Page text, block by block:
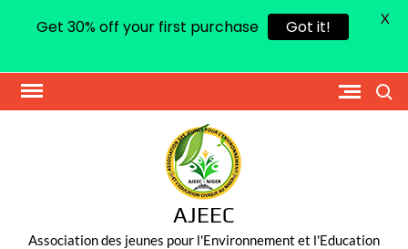
Skip
AJEEC
Association des jeunes pour l'Environnement et l'Education
Get 30% off your first purchase Got it! X